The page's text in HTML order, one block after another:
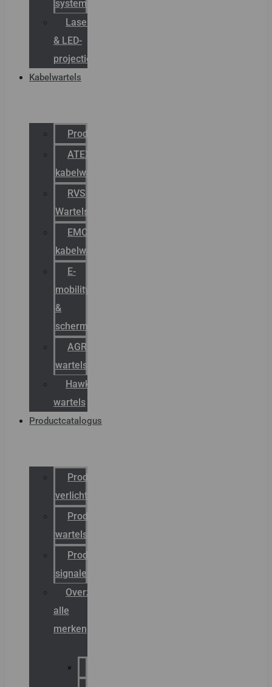
systemen
Laserbelijning
& LED-
projectie
Kabelwartels
Productcatalogus
ATEX
kabelwartels
RVS
Wartels
EMC
kabelwartels
E-
mobility
&
schermstromen
AGRO
wartels
Hawke
wartels
Productcatalogus
Productcatalogus
verlichting
Productcatalogus
wartels
Productcatalogus
signalering
Overzicht
alle
merken